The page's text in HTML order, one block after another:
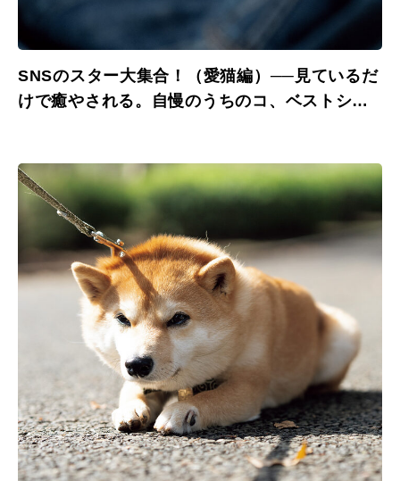
SNSのスター大集合！（愛猫編）──見ているだ
けで癒やされる。自慢のうちのコ、ベストショ